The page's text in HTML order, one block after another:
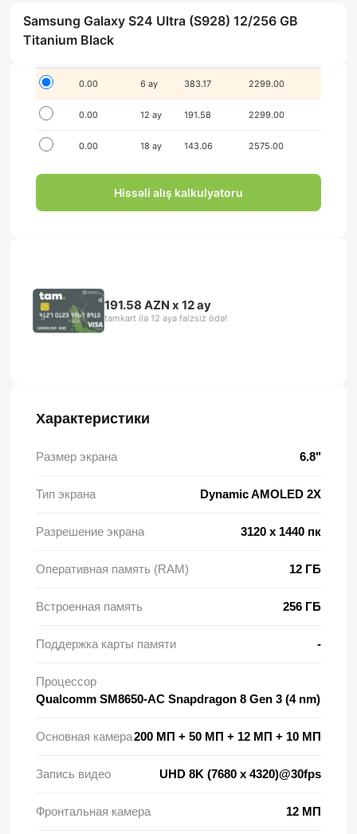
Samsung Galaxy S24 Ultra (S928) 12/256 GB
Titanium Black
İlkin ödənişsiz hissə-hissə ödə!
0.00 6 ay 383.17 2299.00
0.00 12 ay 191.58 2299.00
0.00 18 ay 143.06 2575.00
Hissəli alış kalkulyatoru
191.58 AZN x 12 ay
tamkart ilə 12 aya faizsiz ödə!
Характеристики
Размер экрана 6.8"
Тип экрана Dynamic AMOLED 2X
Разрешение экрана 3120 x 1440 пк
Оперативная память (RAM) 12 ГБ
Встроенная память 256 ГБ
Поддержка карты памяти -
Процессор
Qualcomm SM8650-AC Snapdragon 8 Gen 3 (4 nm)
Основная камера200 МП + 50 МП + 12 МП + 10 МП
Запись видео UHD 8K (7680 x 4320)@30fps
Фронтальная камера 12 МП